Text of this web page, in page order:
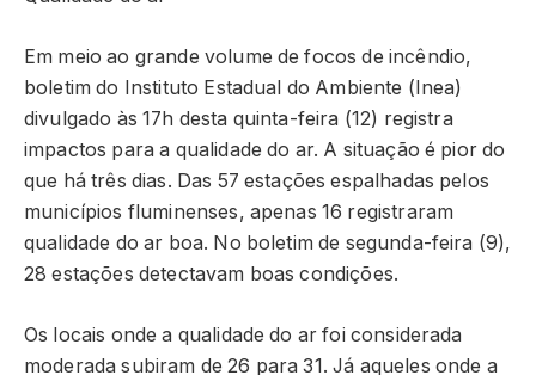
Em meio ao grande volume de focos de incêndio,
boletim do Instituto Estadual do Ambiente (Inea)
divulgado às 17h desta quinta-feira (12) registra
impactos para a qualidade do ar. A situação é pior do
que há três dias. Das 57 estações espalhadas pelos
municípios fluminenses, apenas 16 registraram
qualidade do ar boa. No boletim de segunda-feira (9),
28 estações detectavam boas condições.
Os locais onde a qualidade do ar foi considerada
moderada subiram de 26 para 31. Já aqueles onde a